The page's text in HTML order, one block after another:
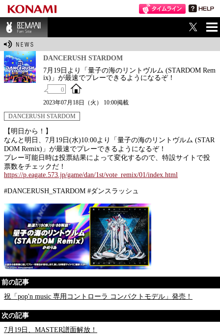
BEMANI Fan Sit
DANCERUSH STARDOM
7月19日より「量子の海のリントヴルム (STARDOM Rem
ix)」が最速でプレーできるようになるぞ！
0
2023年07月18日（火） 10:00掲載
DANCERUSH STARDOM
【明日から！】
なんと明日、7月19日(水)10:00より「量子の海のリントヴルム (STAR
DOM Remix)」が最速でプレーできるようになるぞ！
プレー可能日時は投票結果によって変化するので、特設サイトで投
票数をチェックだ！
https://p.eagate.573.jp/game/dan/1st/vote_remix/01/index.html
#DANCERUSH_STARDOM #ダンスラッシュ
前の記事
祝「pop'n music 専用コントローラ コンパクトモデル」発売！
次の記事
7月19日、MASTER譜面解放！